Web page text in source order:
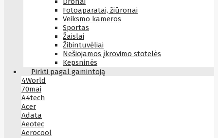
Fotoaparatai, žiūronai
Veiksmo kameros
Sportas
Žaislai
Žibintuvėliai
Nešiojamos įkrovimo stotelės
Kepsninės
Pirkti pagal gamintoją
4World
70mai
A4tech
Acer
Adata
Aeotec
Aerocool